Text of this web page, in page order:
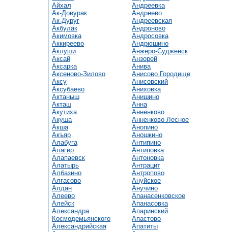
Айхал
Ак-Довурак
Ак-Дуруг
Акбулак
Акимовка
Аккиреево
Аклуши
Аксай
Аксарка
Аксеново-Зилово
Аксу
Аксубаево
Актаныш
Акташ
Акутиха
Акуша
Акша
Акъяр
Алабуга
Алагир
Алапаевск
Алатырь
Албазино
Алгасово
Алдан
Алеево
Алейск
Александра
Космодемьянского
Александрийская
Андреевка
Андреево
Андреевская
Андроново
Андросовка
Андрюшино
Анжеро-Судженск
Анзорей
Анива
Анисово Городище
Анисовский
Аниховка
Анишино
Анна
Анненково
Анненково Лесное
Анопино
Аношкино
Антипино
Антиповка
Антоновка
Антрацит
Антропово
Ануйское
Анучино
Апанасенковское
Апанасовка
Апаринский
Апастово
Апатиты